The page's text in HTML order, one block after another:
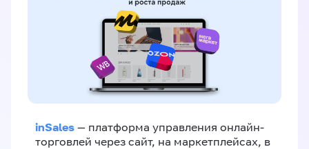
inSales — платформа управления онлайн-
торговлей через сайт, на маркетплейсах, в